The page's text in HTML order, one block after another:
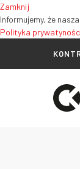
Zamknij
Informujemy, że
Polityka